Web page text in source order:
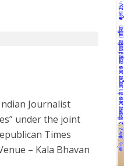
Journalist
under the joint
Times
– Kala Bhavan